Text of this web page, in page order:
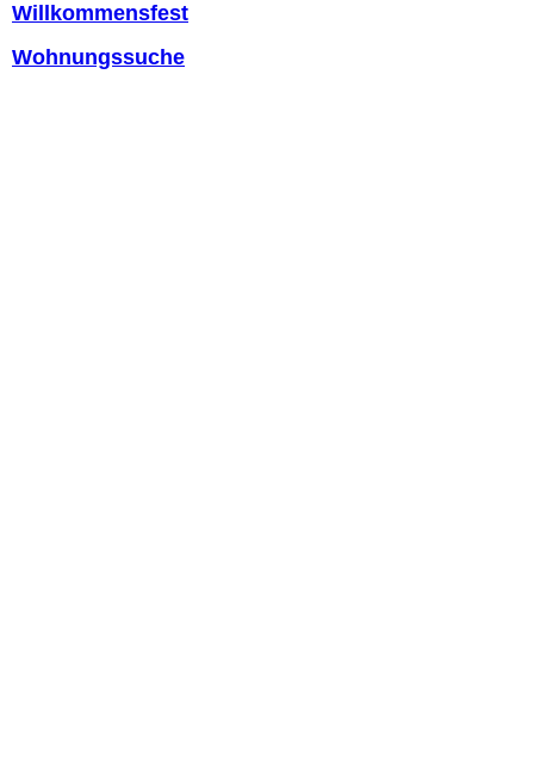
Willkommensfest
Wohnungssuche